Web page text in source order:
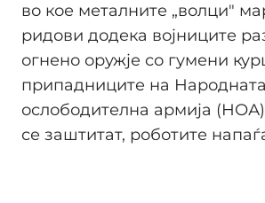
во кое металните „волци"
ридови додека војниците
огнено оружје со гумени
припадниците на Народната
ослободителна армија (НОА)
се заштитат, роботите